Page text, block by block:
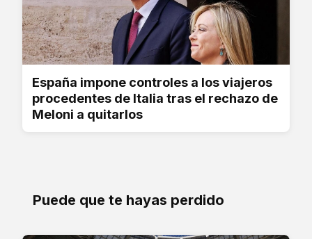
España impone controles a los viajeros
procedentes de Italia tras el rechazo de
Meloni a quitarlos
Puede que te hayas perdido